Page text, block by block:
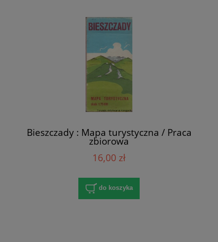
Bieszczady : Mapa turystyczna / Praca
zbiorowa
16,00 zł
do koszyka